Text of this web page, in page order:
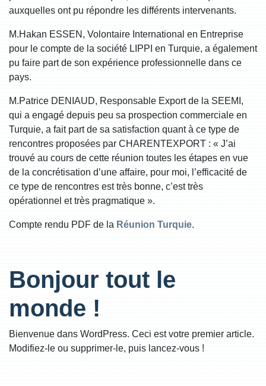
auxquelles ont pu répondre les différents intervenants.
M.Hakan ESSEN, Volontaire International en Entreprise
pour le compte de la société LIPPI en Turquie, a également
pu faire part de son expérience professionnelle dans ce
pays.
M.Patrice DENIAUD, Responsable Export de la SEEMI,
qui a engagé depuis peu sa prospection commerciale en
Turquie, a fait part de sa satisfaction quant à ce type de
rencontres proposées par CHARENTEXPORT : « J’ai
trouvé au cours de cette réunion toutes les étapes en vue
de la concrétisation d’une affaire, pour moi, l’efficacité de
ce type de rencontres est très bonne, c’est très
opérationnel et très pragmatique ».
Compte rendu PDF de la Réunion Turquie.
Bonjour tout le
monde !
Bienvenue dans WordPress. Ceci est votre premier article.
Modifiez-le ou supprimer-le, puis lancez-vous !